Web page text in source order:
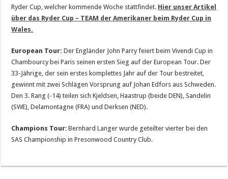
Ryder Cup, welcher kommende Woche stattfindet. Hier unser Artikel
über das Ryder Cup – TEAM der Amerikaner beim Ryder Cup in
Wales.
European Tour: Der Engländer John Parry feiert beim Vivendi Cup in
Chambourcy bei Paris seinen ersten Sieg auf der European Tour. Der
33-Jährige, der sein erstes komplettes Jahr auf der Tour bestreitet,
gewinnt mit zwei Schlägen Vorsprung auf Johan Edfors aus Schweden.
Den 3. Rang (-14) teilen sich Kjeldsen, Haastrup (beide DEN), Sandelin
(SWE), Delamontagne (FRA) und Derksen (NED).
Champions Tour: Bernhard Langer wurde geteilter vierter bei den
SAS Championship in Presonwood Country Club.